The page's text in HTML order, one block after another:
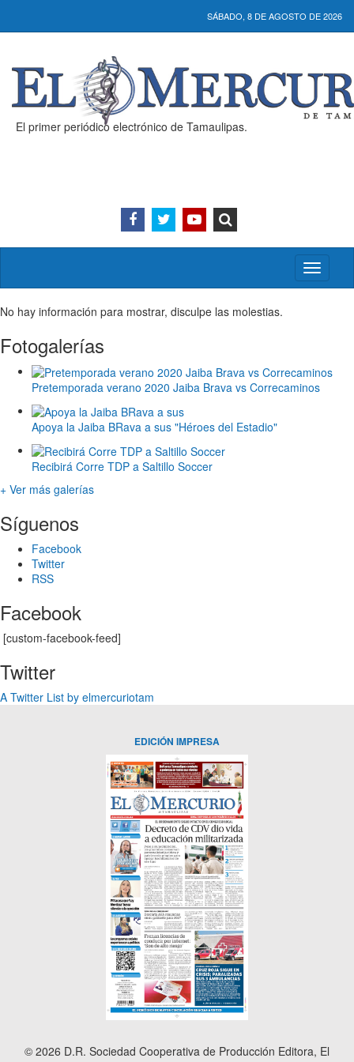
SÁBADO, 8 DE AGOSTO DE 2026
El primer periódico electrónico de Tamaulipas.
Activar/
menú
No hay información para mostrar, disculpe las molestias.
Fotogalerías
Pretemporada verano 2020 Jaiba Brava vs Correcaminos
Apoya la Jaiba BRava a sus "Héroes del Estadio"
Recibirá Corre TDP a Saltillo Soccer
+ Ver más galerías
Síguenos
Facebook
Twitter
RSS
Facebook
[custom-facebook-feed]
Twitter
A Twitter List by elmercuriotam
EDICIÓN IMPRESA
© 2026 D.R. Sociedad Cooperativa de Producción Editora, El